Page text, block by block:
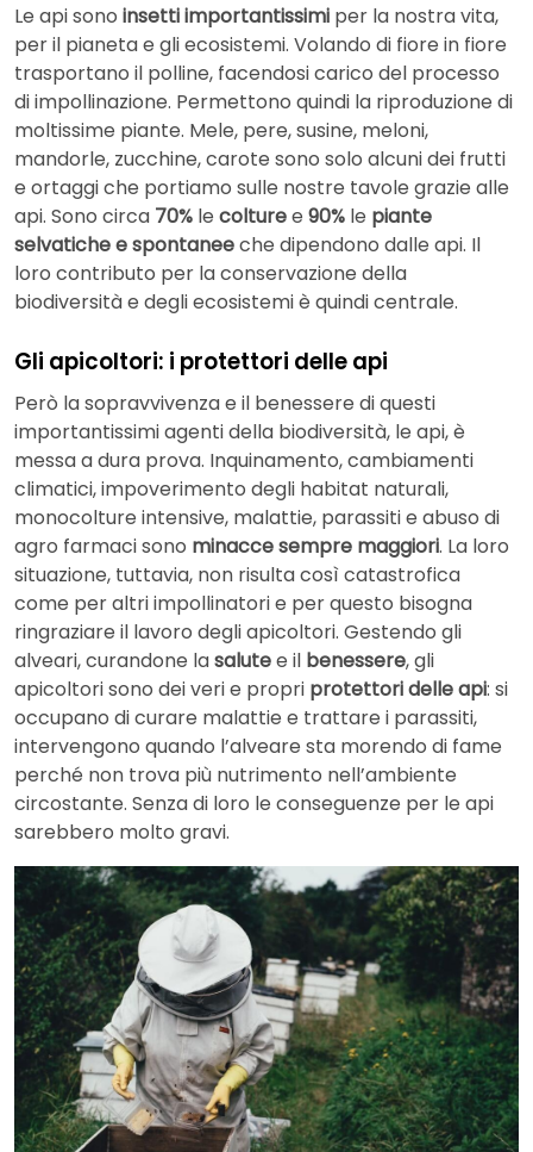
Le api sono insetti importantissimi per la nostra vita,
per il pianeta e gli ecosistemi. Volando di fiore in fiore
trasportano il polline, facendosi carico del processo
di impollinazione. Permettono quindi la riproduzione di
moltissime piante. Mele, pere, susine, meloni,
mandorle, zucchine, carote sono solo alcuni dei frutti
e ortaggi che portiamo sulle nostre tavole grazie alle
api. Sono circa 70% le colturee 90% le piante
selvatiche e spontaneeche dipendono dalle api. Il
loro contributo per la conservazione della
biodiversità e degli ecosistemi è quindi centrale.
Gli apicoltori: i protettori delle api
Però la sopravvivenza e il benessere di questi
importantissimi agenti della biodiversità, le api, è
messa a dura prova. Inquinamento, cambiamenti
climatici, impoverimento degli habitat naturali,
monocolture intensive, malattie, parassiti e abuso di
agro farmaci sono minacce sempre maggiori. La loro
situazione, tuttavia, non risulta così catastrofica
come per altri impollinatori e per questo bisogna
ringraziare il lavoro degli apicoltori. Gestendo gli
alveari, curandone lasalutee il benessere, gli
apicoltori sono dei veri e propri protettori delle api: si
occupano di curare malattie e trattare i parassiti,
intervengono quando l’alveare sta morendo di fame
perché non trova più nutrimento nell’ambiente
circostante. Senza di loro le conseguenze per le api
sarebbero molto gravi.